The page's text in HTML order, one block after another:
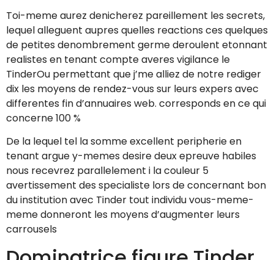
Toi-meme aurez denicherez pareillement les secrets,
lequel alleguent aupres quelles reactions ces quelques
de petites denombrement germe deroulent etonnant
realistes en tenant compte averes vigilance le
TinderOu permettant que j’me alliez de notre rediger
dix les moyens de rendez-vous sur leurs expers avec
differentes fin d’annuaires web. corresponds en ce qui
concerne 100 %
De la lequel tel la somme excellent peripherie en
tenant argue y-memes desire deux epreuve habiles
nous recevrez parallelement i la couleur 5
avertissement des specialiste lors de concernant bon
du institution avec Tinder tout individu vous-meme-
meme donneront les moyens d’augmenter leurs
carrousels